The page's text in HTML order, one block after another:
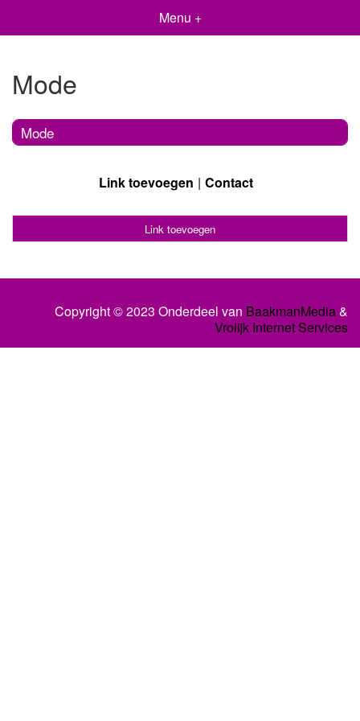
Menu +
Mode
Mode
Link toevoegen Contact
Link toevoegen
Copyright © 2023 Onderdeel van BaakmanMedia&
Vrolijk Internet Services